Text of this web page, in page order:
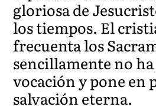
gloriosa de
los tiempos. El
frecuenta los
sencillamente no
vocación y pone en
salvación eterna.